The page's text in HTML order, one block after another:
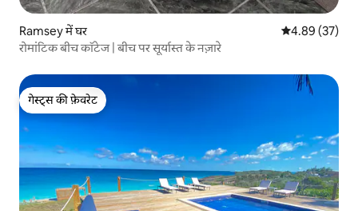
Ramsey में घर औसत रेटिंग 5 में
4.89 (37)
रोमांटिक बीच कॉटेज | बीच पर सूर्यास्त के नज़ारे
गेस्ट्स की फ़ेवरेट
गेस्ट्स की फ़ेवरेट